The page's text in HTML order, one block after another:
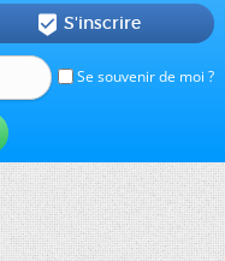
Se souvenir de moi ?
 S'inscrire